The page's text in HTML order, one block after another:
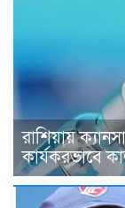
রাশিয়ায়
কার্যকরভাবে